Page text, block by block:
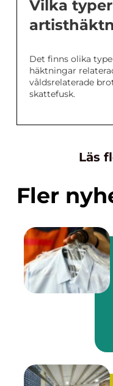
Vilka
Det finns olika
häktningar
våldsrelaterade
skattefusk.
Läs
Fler